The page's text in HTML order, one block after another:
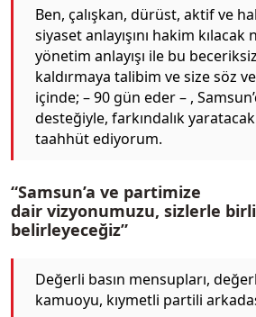
Ben, çalışkan, dürüst, aktif ve
siyaset anlayışını hakim
yönetim anlayışı ile bu
kaldırmaya talibim ve size söz
içinde; – 90 gün eder – ,
desteğiyle, farkındalık yaratacak
taahhüt ediyorum.
“Samsun’a ve partimize
dair vizyonumuzu, sizlerle
belirleyeceğiz”
Değerli basın mensupları,
kamuoyu, kıymetli partili